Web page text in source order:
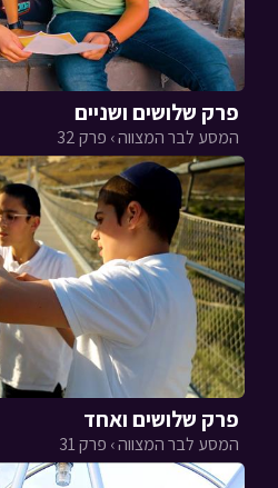
פרק שלושים ושניים
המסע לבר המצווה › פרק 32
פרק שלושים ואחד
המסע לבר המצווה › פרק 31